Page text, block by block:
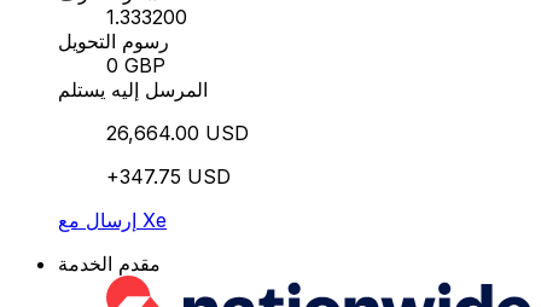
1.333200
رسوم التحويل
0 GBP
المرسل إليه يستلم
26,664.00 USD
+347.75 USD
إرسال مع Xe
مقدم الخدمة